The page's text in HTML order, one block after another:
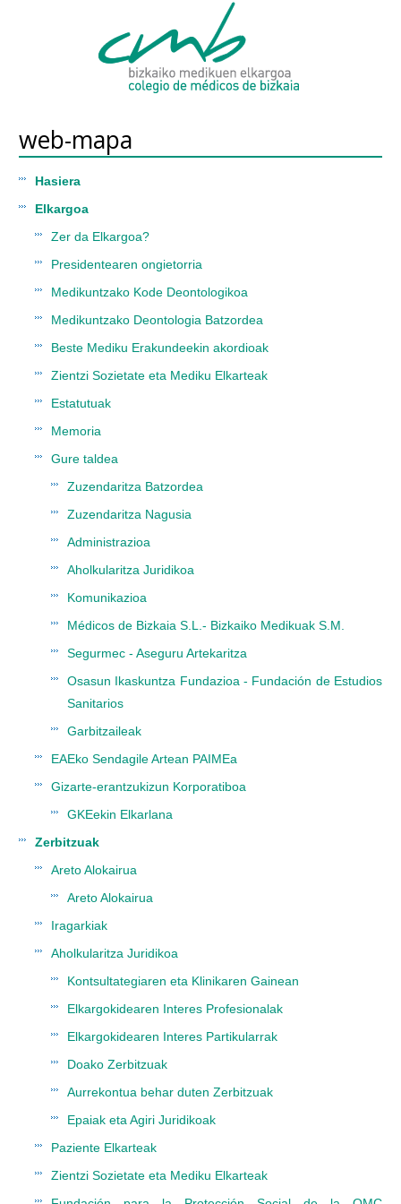
web-mapa
Hasiera
Elkargoa
Zer da Elkargoa?
Presidentearen ongietorria
Medikuntzako Kode Deontologikoa
Medikuntzako Deontologia Batzordea
Beste Mediku Erakundeekin akordioak
Zientzi Sozietate eta Mediku Elkarteak
Estatutuak
Memoria
Gure taldea
Zuzendaritza Batzordea
Zuzendaritza Nagusia
Administrazioa
Aholkularitza Juridikoa
Komunikazioa
Médicos de Bizkaia S.L.- Bizkaiko Medikuak S.M.
Segurmec - Aseguru Artekaritza
Osasun Ikaskuntza Fundazioa - Fundación de Estudios
Sanitarios
Garbitzaileak
EAEko Sendagile Artean PAIMEa
Gizarte-erantzukizun Korporatiboa
GKEekin Elkarlana
Zerbitzuak
Areto Alokairua
Areto Alokairua
Iragarkiak
Aholkularitza Juridikoa
Kontsultategiaren eta Klinikaren Gainean
Elkargokidearen Interes Profesionalak
Elkargokidearen Interes Partikularrak
Doako Zerbitzuak
Aurrekontua behar duten Zerbitzuak
Epaiak eta Agiri Juridikoak
Paziente Elkarteak
Zientzi Sozietate eta Mediku Elkarteak